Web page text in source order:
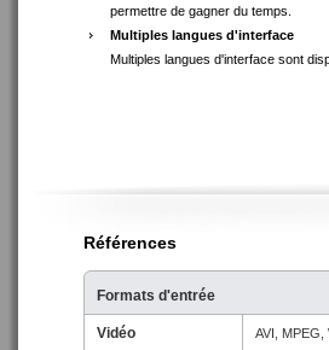
permettre de gagner du temps.
Multiples langues d'interface
Multiples langues d'interface sont
Références
Formats d'entrée
Vidéo
AVI, MPEG,